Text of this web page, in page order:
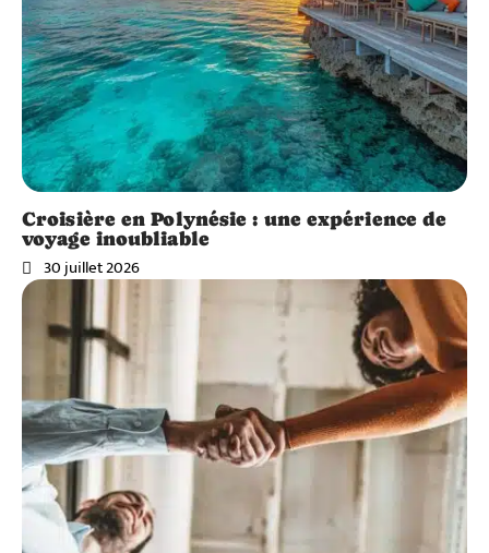
Croisière en Polynésie : une expérience de
voyage inoubliable
30 juillet 2026